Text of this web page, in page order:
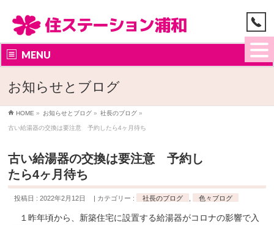
MENU
お知らせとブログ
HOME » お知らせとブログ » 社長のブログ »
古い給湯器の交換は要注意 予約したら4ヶ月待ち
古い給湯器の交換は要注意 予約し
たら4ヶ月待ち
投稿日 : 2022年2月12日 カテゴリー : 社長のブログ 色々ブログ
１昨年頃から、新築住宅に設置する給湯器がコロナの影響で入